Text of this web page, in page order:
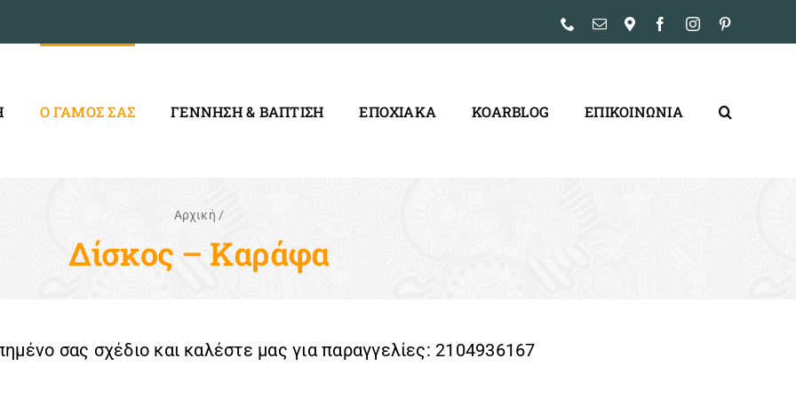
PhoneEmailΡυσίουFacebookInstagram
Ο ΓΑΜΟΣ ΣΑΣ ΓΕΝΝΗΣΗ & ΒΑΠΤΙΣΗ ΕΠΟΧΙΑΚΑ KOARBLOG ΕΠΙΚΟΙΝΩΝΙΑ
Αρχική /
Δίσκος – Καράφα
σας σχέδιο και καλέστε μας για παραγγελίες: 2104936167